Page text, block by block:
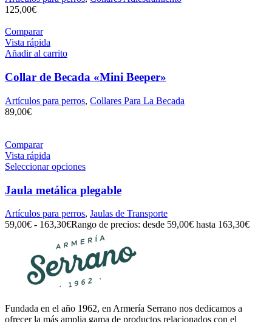
125,00€
Comparar
Vista rápida
Añadir al carrito
Collar de Becada «Mini Beeper»
Artículos para perros, Collares Para La Becada
89,00€
Comparar
Vista rápida
Seleccionar opciones
Jaula metálica plegable
Artículos para perros, Jaulas de Transporte
59,00€ - 163,30€Rango de precios: desde 59,00€ hasta 163,30€
Fundada en el año 1962, en Armería Serrano nos dedicamos a
ofrecer la más amplia gama de productos relacionados con el